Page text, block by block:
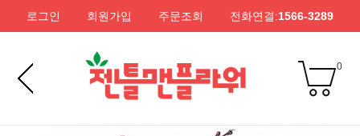
로그인 회원가입 주문조회 전화연결:1566-3289
0